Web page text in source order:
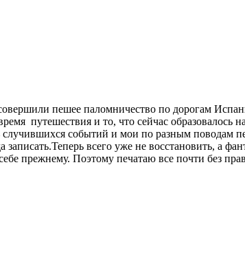
пешее паломничество по дорогам
путешествия и то, что сейчас
событий и мои по разным поводам
всего уже не восстановить, а
прежнему. Поэтому печатаю все почти без